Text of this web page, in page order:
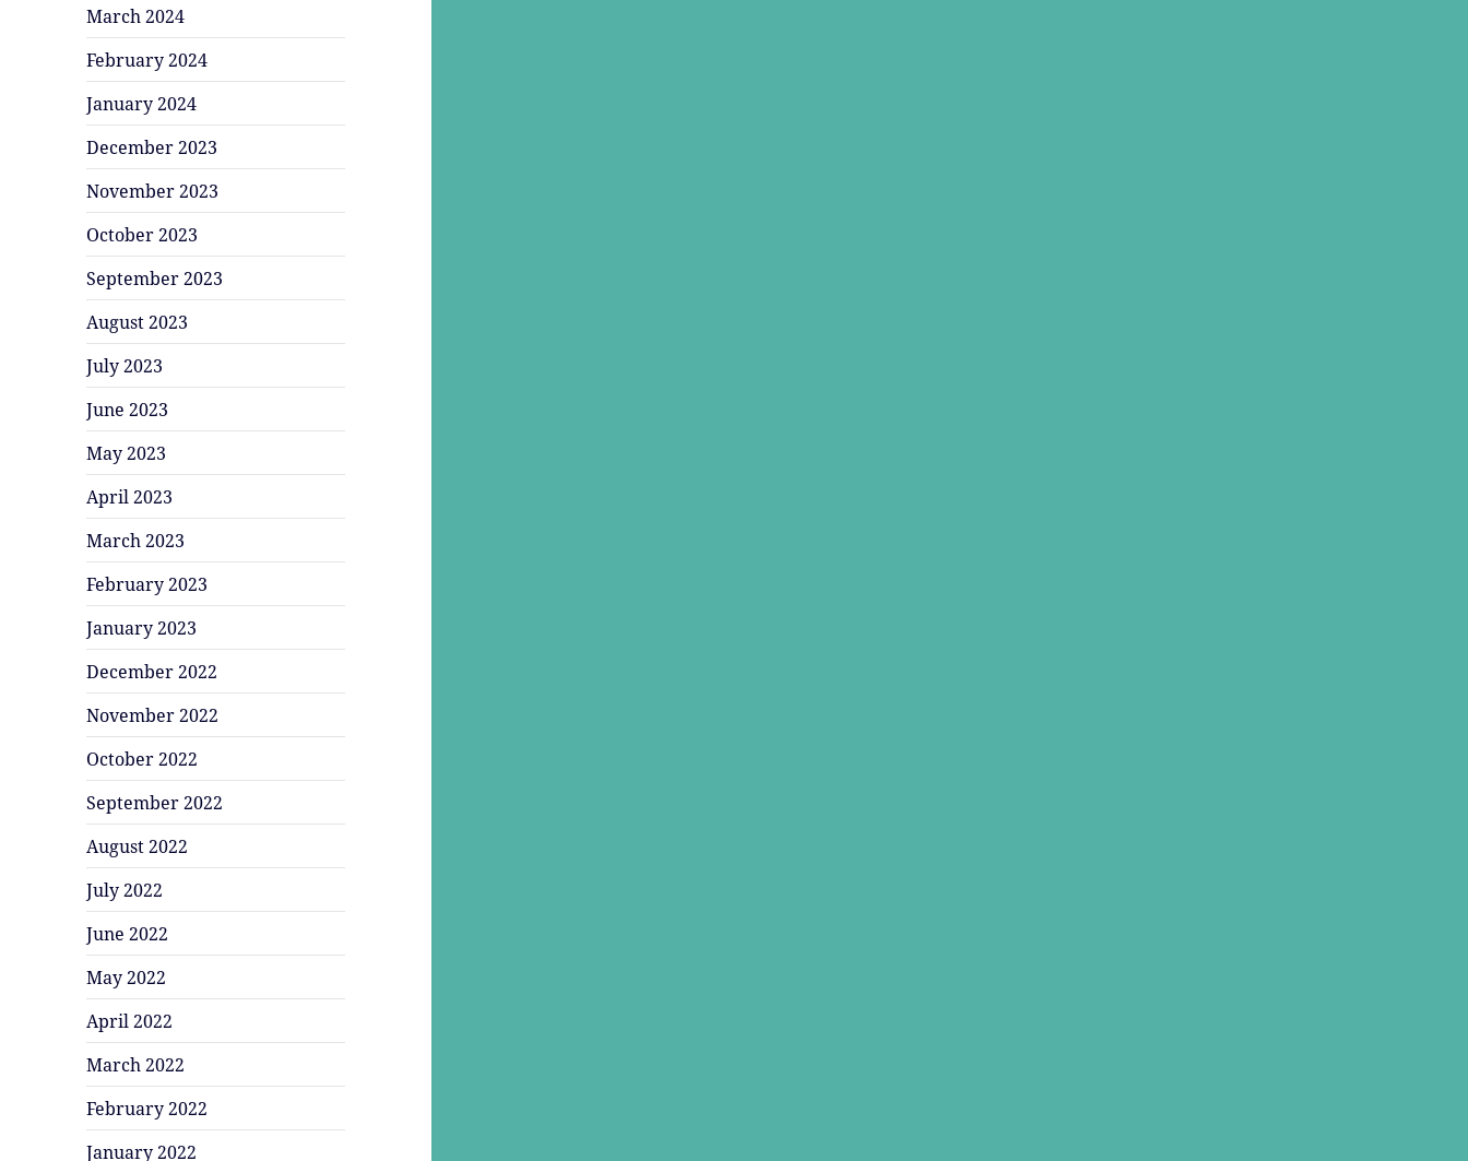
March 2024
February 2024
January 2024
December 2023
November 2023
October 2023
September 2023
August 2023
July 2023
June 2023
May 2023
April 2023
March 2023
February 2023
January 2023
December 2022
November 2022
October 2022
September 2022
August 2022
July 2022
June 2022
May 2022
April 2022
March 2022
February 2022
January 2022